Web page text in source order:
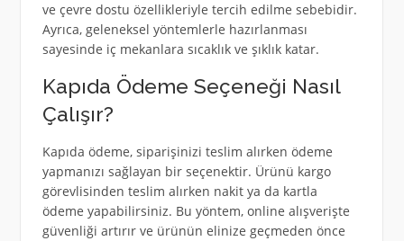
ve çevre dostu özellikleriyle tercih edilme sebebidir.
Ayrıca, geleneksel yöntemlerle hazırlanması
sayesinde iç mekanlara sıcaklık ve şıklık katar.
Kapıda Ödeme Seçeneği Nasıl
Çalışır?
Kapıda ödeme, siparişinizi teslim alırken ödeme
yapmanızı sağlayan bir seçenektir. Ürünü kargo
görevlisinden teslim alırken nakit ya da kartla
ödeme yapabilirsiniz. Bu yöntem, online alışverişte
güvenliği artırır ve ürünün elinize geçmeden önce